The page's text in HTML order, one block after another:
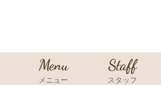
Menu
メニュー
Staff
スタッフ